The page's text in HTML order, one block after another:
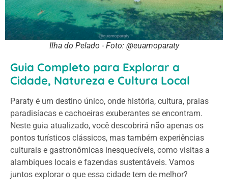
Ilha do Pelado - Foto: @euamoparaty
Guia Completo para Explorar a
Cidade, Natureza e Cultura Local
Paraty é um destino único, onde história, cultura, praias
paradisíacas e cachoeiras exuberantes se encontram.
Neste guia atualizado, você descobrirá não apenas os
pontos turísticos clássicos, mas também experiências
culturais e gastronômicas inesquecíveis, como visitas a
alambiques locais e fazendas sustentáveis. Vamos
juntos explorar o que essa cidade tem de melhor?